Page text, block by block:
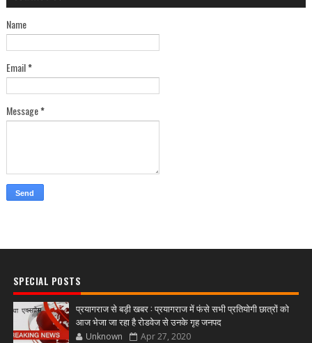
Name
Email*
Message*
SPECIAL POSTS
प्रयागराज से बड़ी खबर : प्रयागराज में फंसे सभी प्रतियोगी छात्रों को
आज भेजा जा रहा है रोडवेज से उनके गृह जनपद
Unknown Apr 27, 2020